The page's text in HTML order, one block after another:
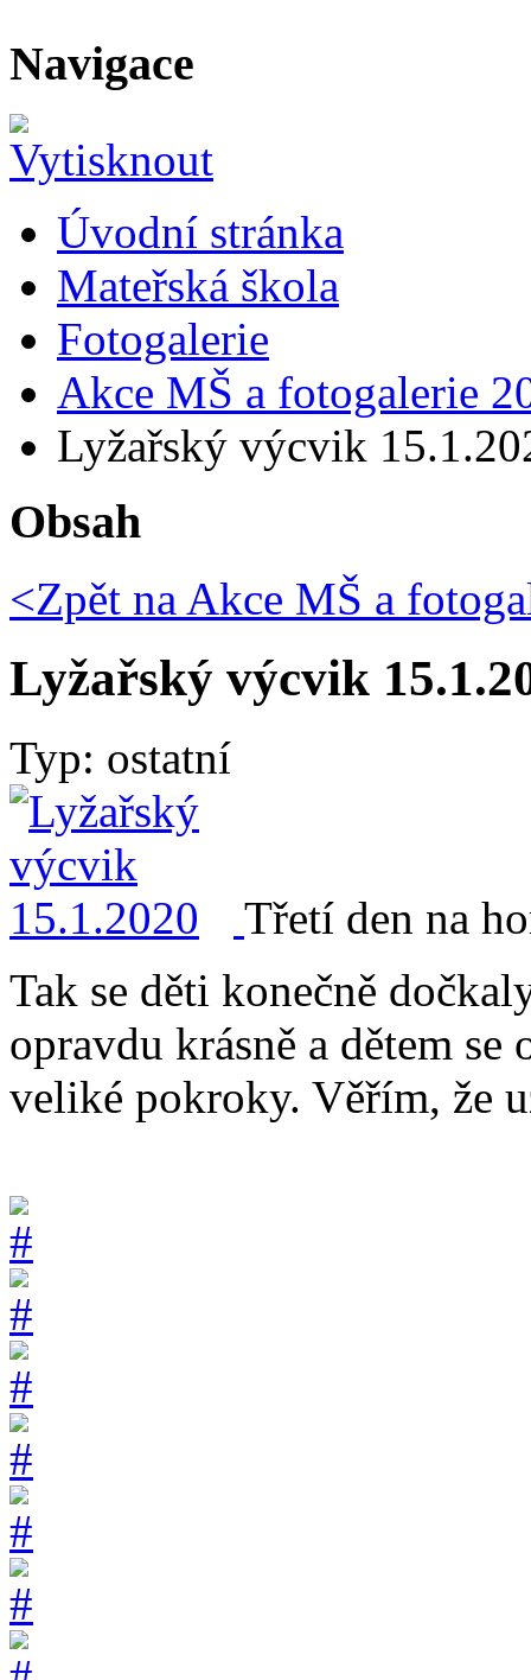
Navigace
Úvodní stránka
Mateřská škola
Fotogalerie
Akce MŠ a fotogalerie
Lyžařský výcvik
Obsah
<Zpět na Akce MŠ a
Lyžařský výcvik
Typ: ostatní
Třetí den na
Tak se děti konečně
opravdu krásně a dětem
veliké pokroky. Věřím, že